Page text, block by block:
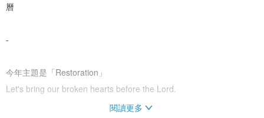
曆
-
今年主題是「Restoration」
Let's bring our broken hearts before the Lord.
閱讀更多